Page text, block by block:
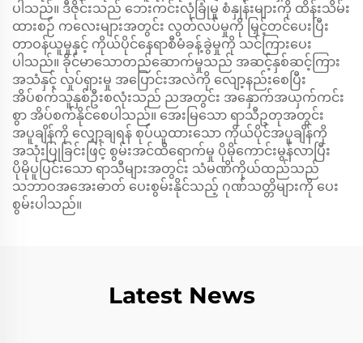
ပါသည်။ ဒီဇိုင်းသည် ဘေးကင်းလုံခြုံမှု စံနှုန်းများကို ထိန်းသိမ်း
ထားစဉ် ကလေးများအတွင်း လွတ်လပ်မှုကို မြှင့်တင်ပေးပြီး
တာဝန်ယူမှုနှင့် ကိုယ်ပိုင်နေရာစီမံခန့်ခွဲမှုကို သင်ကြားပေး
ပါသည်။ ခိုင်မာသောတည်ဆောက်မှုသည် အဆင့်နှစ်ဆင့်ကြား
အသံနှင့် လှုပ်ရှားမှု အပြောင်းအလဲကို လျော့နည်းစေပြီး
အိပ်စက်သူနှစ်ဦးစလုံးသည် ညအတွင်း အနှောက်အယှက်ကင်း
စွာ အိပ်စက်နိုင်စေပါသည်။ အေးမြသော ရာသီဥတုအတွင်း
အပူချိန်ကို လျှော့ချရန် စုပ်ယူထားသော ကိုယ်ပိုင်အပူချိန်ကို
အသုံးပြုခြင်းဖြင့် စွမ်းအင်ထိရောက်မှု ပိုမိုကောင်းမွန်လာပြီး
ပိုမိုပူပြင်းသော ရာသီများအတွင်း သံမဏိကိုယ်ထည်သည်
သဘာဝအအေးဓာတ် ပေးစွမ်းနိုင်သည့် ဂုဏ်သတ္တိများကို ပေး
စွမ်းပါသည်။
Latest News